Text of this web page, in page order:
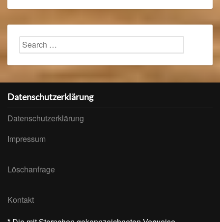
Search
for:
Datenschutzerklärung
Datenschutzerklärung
Impressum
Löschanfrage
Kontakt